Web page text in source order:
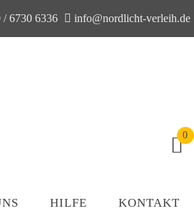
6730 6336 info@nordlicht-verleih.de
0
HILFE KONTAKT